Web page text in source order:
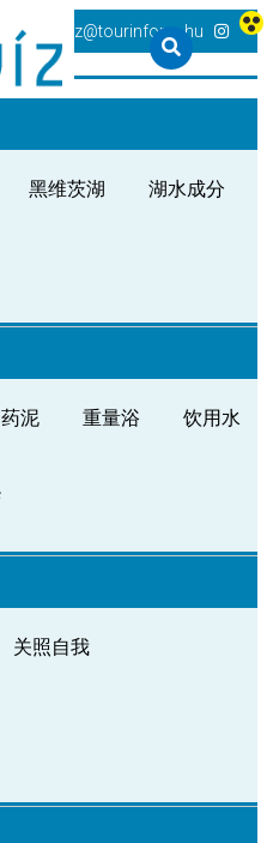
heviz@tourinform.hu
黑维茨湖
湖水成分
药泥 重量浴
饮用水
关照自我